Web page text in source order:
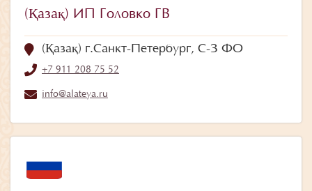
(Қазақ) ИП Головко ГВ
(Қазақ) г.Санкт-Петербург, С-З ФО
+7 911 208 75 52
info@alateya.ru